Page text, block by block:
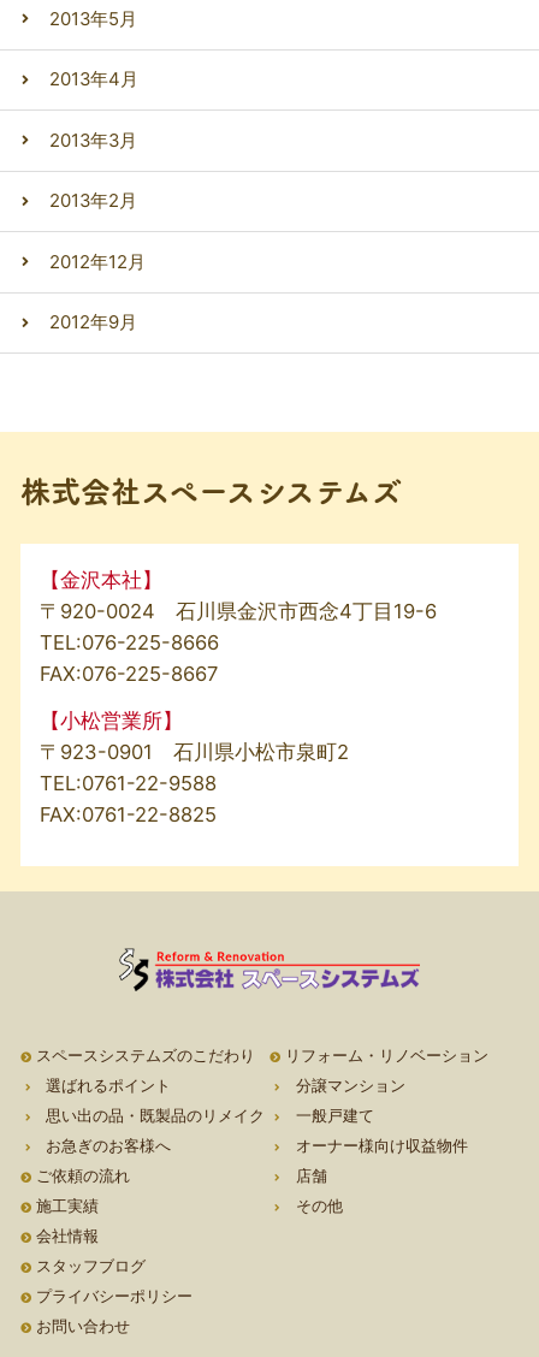
2013年5月
2013年4月
2013年3月
2013年2月
2012年12月
2012年9月
株式会社スペースシステムズ
【金沢本社】
〒920-0024 石川県金沢市西念4丁目19-6
TEL:076-225-8666
FAX:076-225-8667
【小松営業所】
〒923-0901 石川県小松市泉町2
TEL:0761-22-9588
FAX:0761-22-8825
スペースシステムズのこだわり
選ばれるポイント
思い出の品・既製品のリメイク
お急ぎのお客様へ
ご依頼の流れ
施工実績
会社情報
スタッフブログ
プライバシーポリシー
お問い合わせ
リフォーム・リノベーション
分譲マンション
一般戸建て
オーナー様向け収益物件
店舗
その他